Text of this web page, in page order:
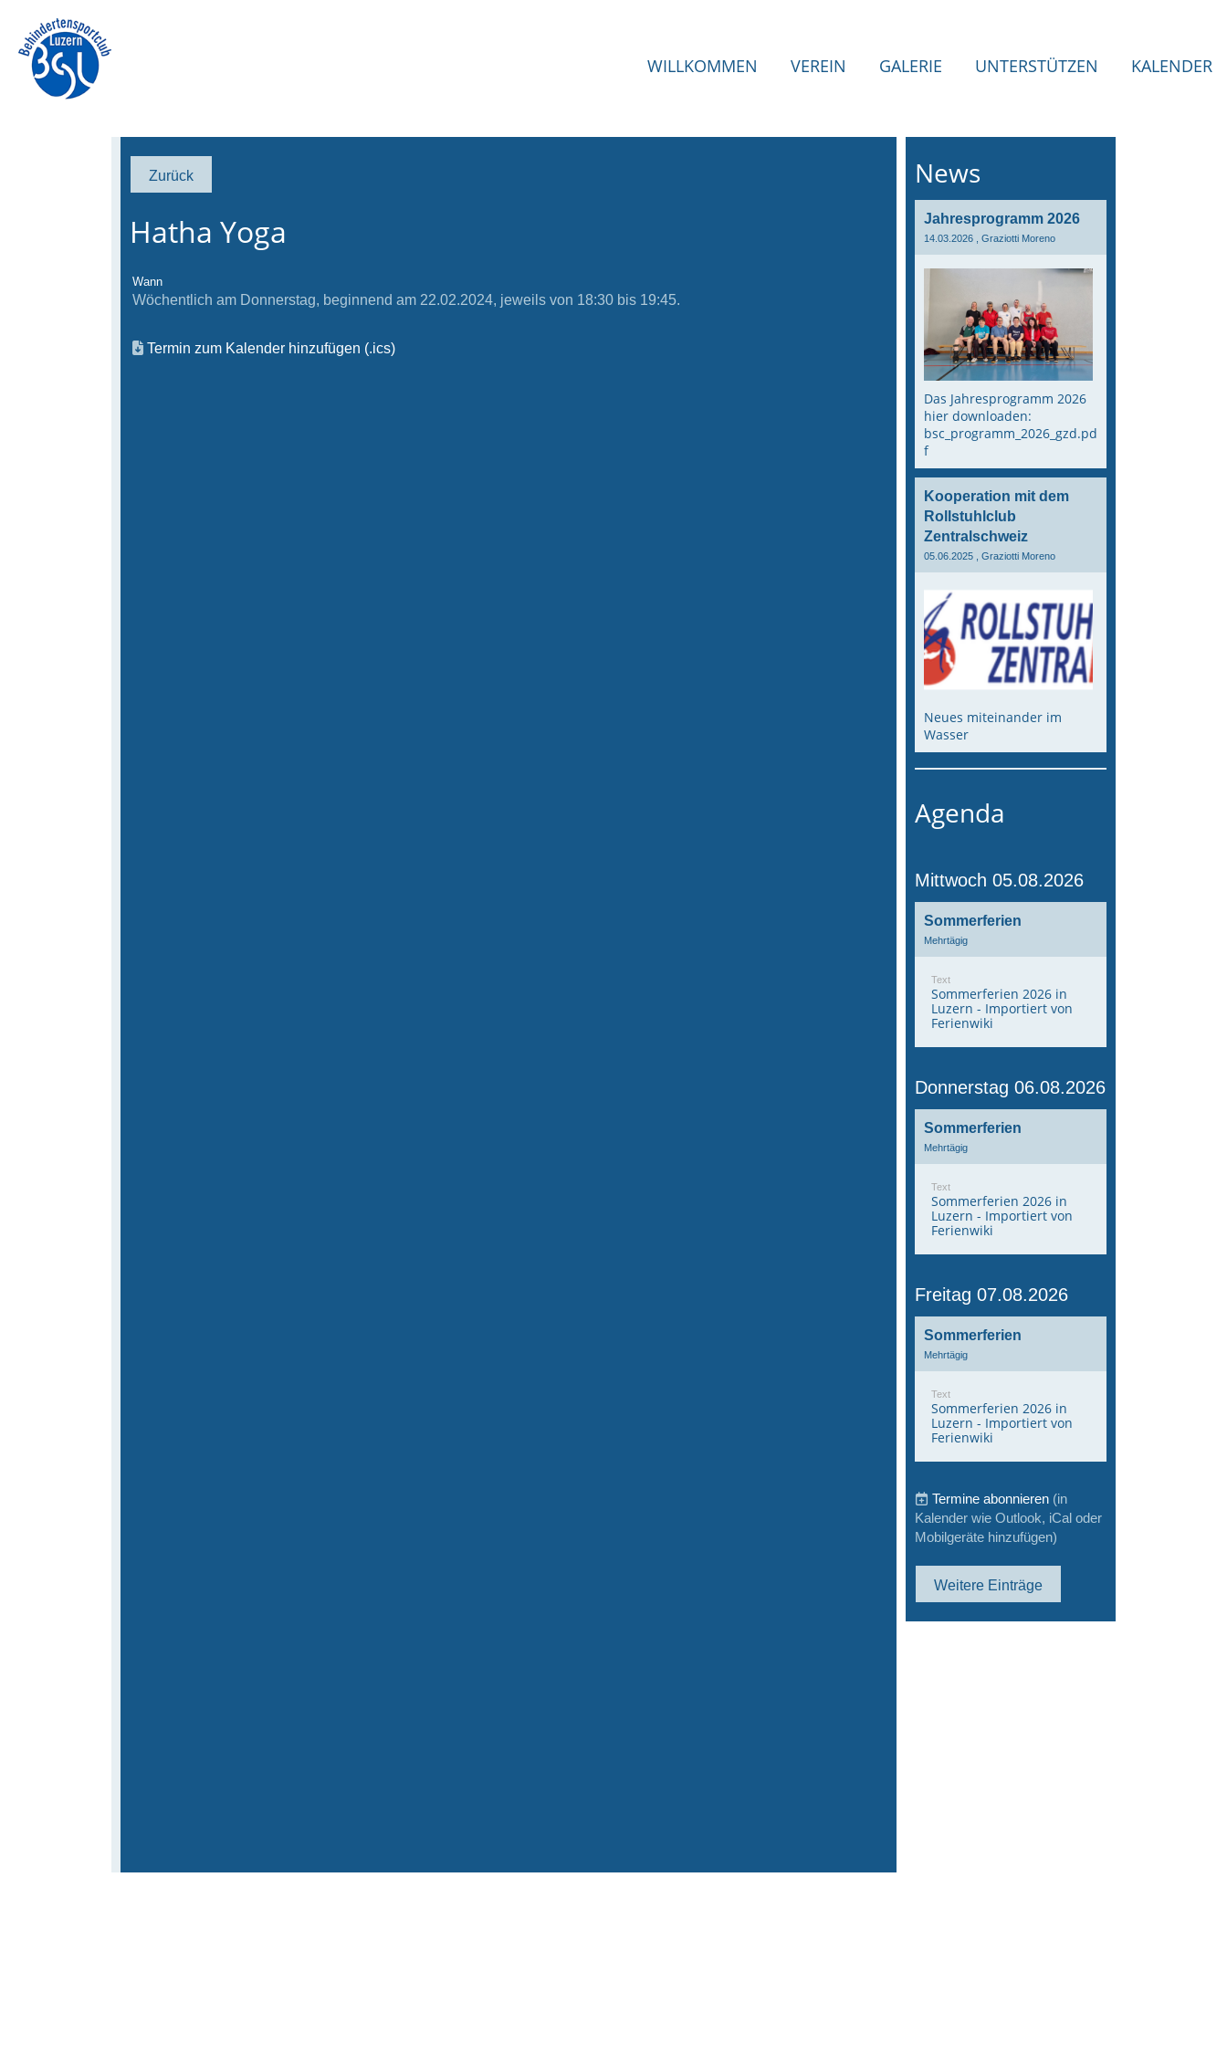
WILLKOMMEN VEREIN GALERIE UNTERSTÜTZEN KALENDER
Zurück
Hatha Yoga
Wann
Wöchentlich am Donnerstag, beginnend am 22.02.2024, jeweils von 18:30 bis 19:45.
Termin zum Kalender hinzufügen (.ics)
News
Jahresprogramm 2026
14.03.2026 , Graziotti Moreno
Das Jahresprogramm 2026
hier downloaden:
bsc_programm_2026_gzd.pd
f
Kooperation mit dem
Rollstuhlclub
Zentralschweiz
05.06.2025 , Graziotti Moreno
Neues miteinander im
Wasser
Agenda
Mittwoch 05.08.2026
Sommerferien
Mehrtägig
Text
Sommerferien 2026 in
Luzern - Importiert von
Ferienwiki
Donnerstag 06.08.2026
Sommerferien
Mehrtägig
Text
Sommerferien 2026 in
Luzern - Importiert von
Ferienwiki
Freitag 07.08.2026
Sommerferien
Mehrtägig
Text
Sommerferien 2026 in
Luzern - Importiert von
Ferienwiki
Termine abonnieren (in
Kalender wie Outlook, iCal oder
Mobilgeräte hinzufügen)
Weitere Einträge